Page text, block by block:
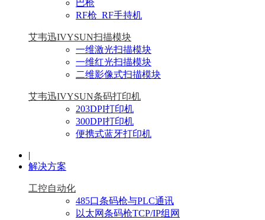
巴枪
RF枪_RF手持机
艾韦迅IVYSUN扫描模块
一维激光扫描模块
一维红光扫描模块
二维影像式扫描模块
艾韦迅IVYSUN条码打印机
203DPI打印机
300DPI打印机
便携式蓝牙打印机
|
解决方案
工控自动化
485口条码枪与PLC通讯
以太网条码枪TCP/IP组网